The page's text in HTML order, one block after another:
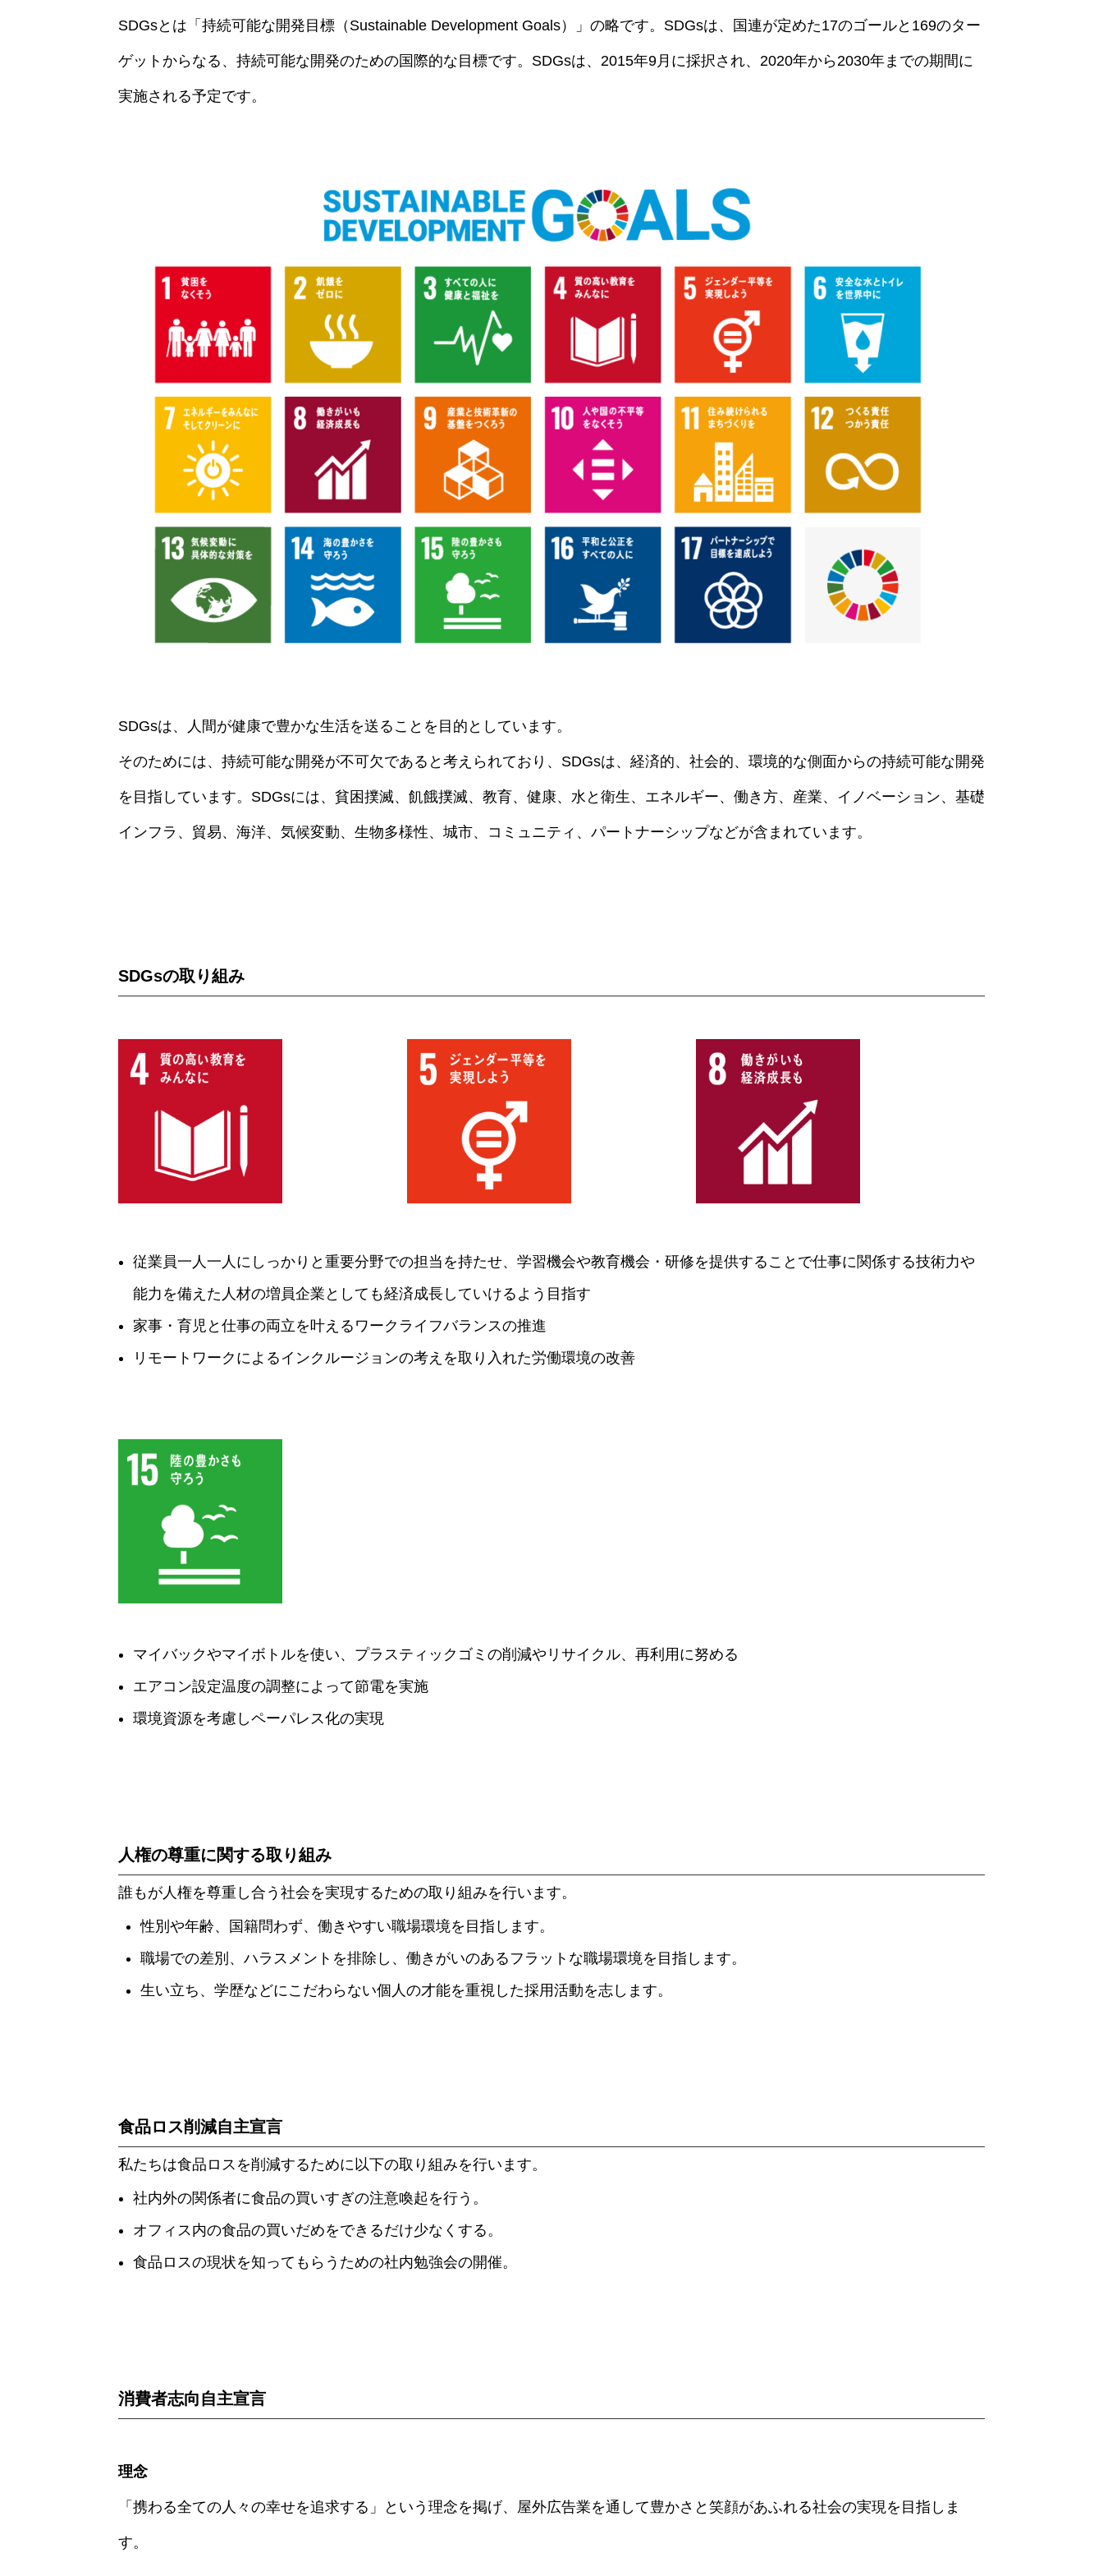
Works
SDGsとは「持続可能な開発目標（Sustainable Development Goals）」の略です。SDGsは、国連が定めた17のゴールと169のター
ゲットからなる、持続可能な開発のための国際的な目標です。SDGsは、2015年9月に採択され、2020年から2030年までの期間に
実施される予定です。
SDGsは、人間が健康で豊かな生活を送ることを目的としています。
そのためには、持続可能な開発が不可欠であると考えられており、SDGsは、経済的、社会的、環境的な側面からの持続可能な開発
を目指しています。SDGsには、貧困撲滅、飢餓撲滅、教育、健康、水と衛生、エネルギー、働き方、産業、イノベーション、基礎
インフラ、貿易、海洋、気候変動、生物多様性、城市、コミュニティ、パートナーシップなどが含まれています。
SDGsの取り組み
従業員一人一人にしっかりと重要分野での担当を持たせ、学習機会や教育機会・研修を提供することで仕事に関係する技術力や
能力を備えた人材の増員企業としても経済成長していけるよう目指す
家事・育児と仕事の両立を叶えるワークライフバランスの推進
リモートワークによるインクルージョンの考えを取り入れた労働環境の改善
マイバックやマイボトルを使い、プラスティックゴミの削減やリサイクル、再利用に努める
エアコン設定温度の調整によって節電を実施
環境資源を考慮しペーパレス化の実現
人権の尊重に関する取り組み
誰もが人権を尊重し合う社会を実現するための取り組みを行います。
性別や年齢、国籍問わず、働きやすい職場環境を目指します。
職場での差別、ハラスメントを排除し、働きがいのあるフラットな職場環境を目指します。
生い立ち、学歴などにこだわらない個人の才能を重視した採用活動を志します。
食品ロス削減自主宣言
私たちは食品ロスを削減するために以下の取り組みを行います。
社内外の関係者に食品の買いすぎの注意喚起を行う。
オフィス内の食品の買いだめをできるだけ少なくする。
食品ロスの現状を知ってもらうための社内勉強会の開催。
消費者志向自主宣言
理念
「携わる全ての人々の幸せを追求する」という理念を掲げ、屋外広告業を通して豊かさと笑顔があふれる社会の実現を目指しま
す。